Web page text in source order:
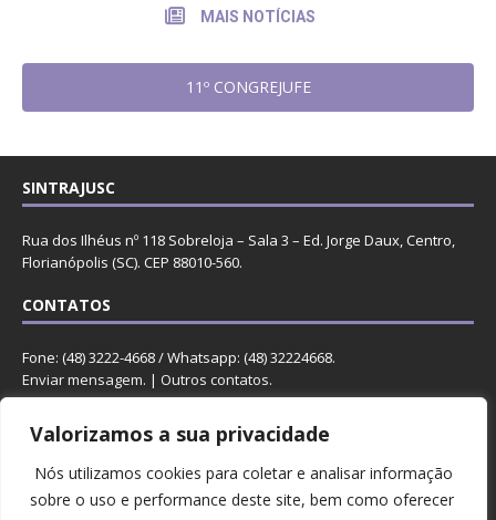
Valorizamos a sua privacidade
Nós utilizamos cookies para coletar e analisar informação
sobre o uso e performance deste site, bem como oferecer
MAIS NOTÍCIAS
11º CONGREJUFE
SINTRAJUSC
Rua dos Ilhéus nº 118 Sobreloja – Sala 3 – Ed. Jorge Daux, Centro,
Florianópolis (SC). CEP 88010-560.
CONTATOS
Fone: (48) 3222-4668 / Whatsapp: (48) 32224668.
Enviar mensagem. | Outros contatos.
REDES